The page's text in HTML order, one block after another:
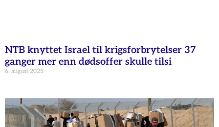
NTB knyttet Israel til krigsforbrytelser 37
ganger mer enn dødsoffer skulle tilsi
6. august 2025